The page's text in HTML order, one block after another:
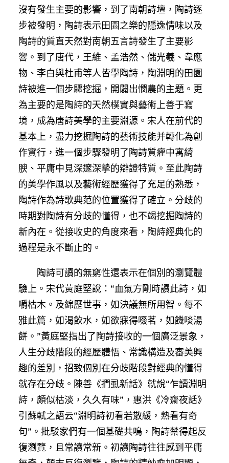
沒有發生主要的影響，到了南朝詩壇，陶詩逐
步被發明，陶詩表示田園之樂的隱逸情味以及
陶詩的質直天然對南朝五言詩發生了主要影
響。到了唐代，王維、孟浩然、儲光羲、韋應
物、李白與杜甫等人皆學陶詩，陶淵明的田園
詩被進一個步驟挖掘，開闢出憫農的主題。更
為主要的是陶詩的天然樸實與藝術上善于寫
境，成為唐詩美學的主要淵源。宋人在前代的
基本上，盡力挖掘陶詩的藝術技能并轉化為創
作實行，進一個步驟發明了陶詩質癯中寓綺
腴、平庸中見深邃深摯的辯證特質。至此陶詩
的美學作風以及藝術經歷獲得了充足的熟悉，
陶詩作為詩歌典范的位置獲得了確立。分歧的
時期對陶詩有分歧的懂得，也不竭挖掘陶詩的
新內在。從接收史的角度來看，陶詩經典化的
過程是永不斷止的。
陶詩可讀的無窮性還表示在個別的瀏覽體
驗上。宋代黃庭堅說：“血氣方剛時讀此詩，如
嚼枯木。及綿歷世事，如決議無所用智。每不
雅此篇，如渴飲水，如欲寐得啜茗，如饑啖湯
餅。”黃庭堅指出了陶詩接收的一個廣泛景象，
人生分歧階段的經歷體悟、常識構造及審美興
趣的差別，招致個別在分歧階段對經典的懂得
就存在分歧。陳善《捫虱新話》就說“乍讀淵明
詩，頗似枯淡，久久有味”，惠洪《冷齋夜話》
引蘇軾之語云“淵明詩初看若散緩，熟看有奇
句”。批駁家們有一個基礎共鳴，陶詩禁得起反
復瀏覽，且常讀常新。初讀陶詩往往感到平庸